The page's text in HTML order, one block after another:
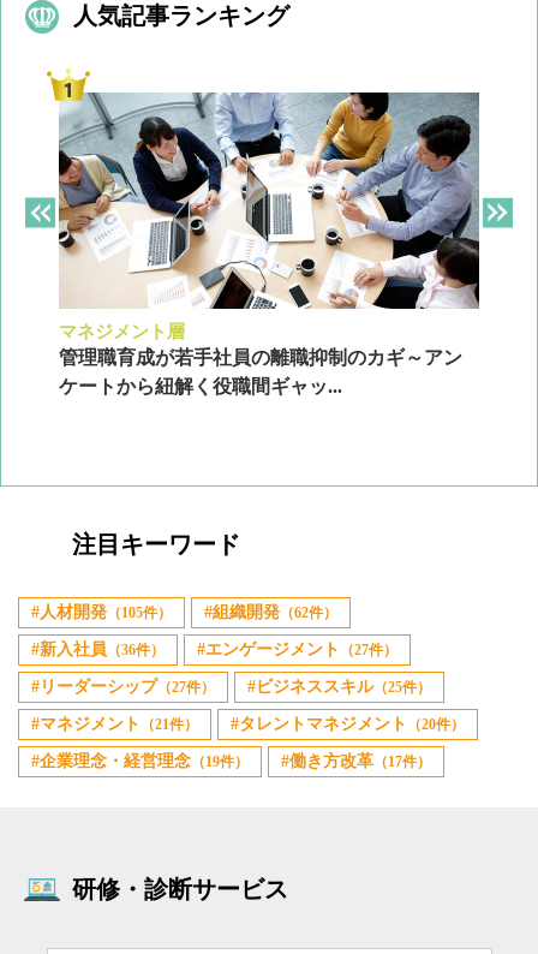
人気記事ランキング
マネジメント層
管理職育成が若手社員の離職抑制のカギ～アン
ケートから紐解く役職間ギャッ...
注目キーワード
人材開発 （105件） 組織開発 （62件）
新入社員 （36件） エンゲージメント （27件）
リーダーシップ（27件） ビジネススキル（25件）
マネジメント （21件） タレントマネジメント （20件）
企業理念・経営理念 （19件） 働き方改革 （17件）
研修・診断サービス